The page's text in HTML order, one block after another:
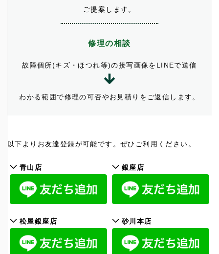
ご提案します。
修理の相談
故障個所(キズ・ほつれ等)の接写画像をLINEで送信
わかる範囲で修理の可否やお見積りをご返信します。
以下よりお友達登録が可能です。ぜひご利用ください。
青山店 銀座店
松屋銀座店 砂川本店